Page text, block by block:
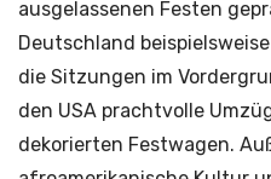
ausgelassenen Festen
Deutschland
die Sitzungen im
den USA prachtvolle
dekorierten Festwagen.